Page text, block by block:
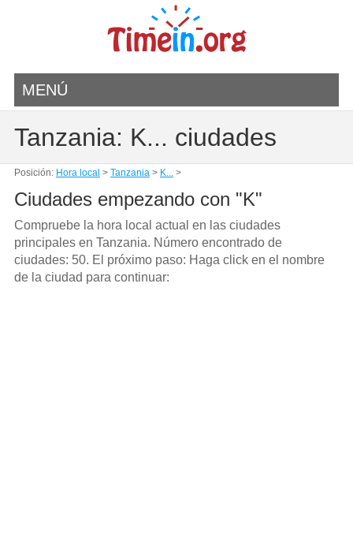
MENÚ
Tanzania: K... ciudades
Posición: Hora local > Tanzania> K...>
Ciudades empezando con "K"
Compruebe la hora local actual en las ciudades
principales en Tanzania. Número encontrado de
ciudades: 50. El próximo paso: Haga click en el nombre
de la ciudad para continuar: